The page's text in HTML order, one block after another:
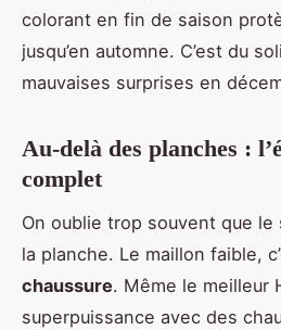
colorant en fin de saison
jusqu’en automne. C’est du
mauvaises surprises en
Au-delà des planches :
complet
On oublie trop souvent que le
la planche. Le maillon faible,
chaussure. Même le meilleur
superpuissance avec des